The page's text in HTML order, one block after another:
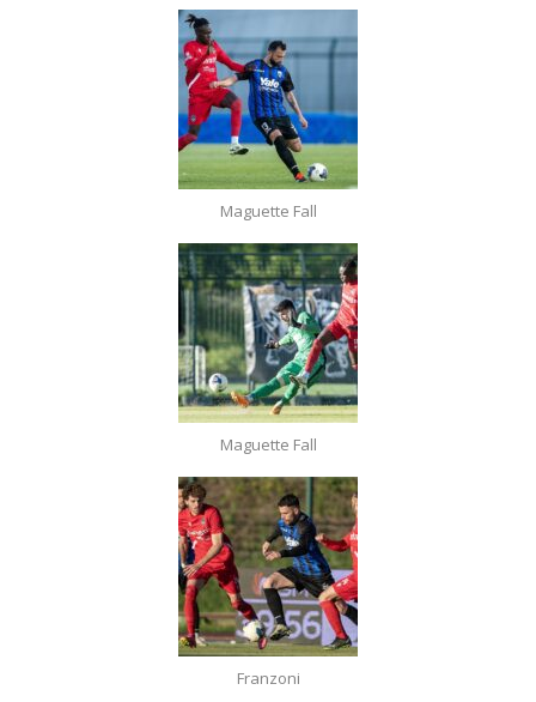
Maguette Fall
Maguette Fall
Franzoni